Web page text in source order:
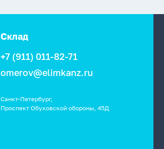
Склад
+7 (911) 011-82-71
omerov@elimkanz.ru
Санкт-Петербург,
Проспект Обуховской обороны, 45Д